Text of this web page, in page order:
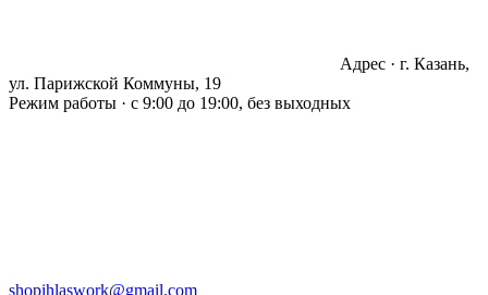
Адрес · г. Казань,
ул. Парижской Коммуны, 19
Режим работы · с 9:00 до 19:00, без выходных
shopihlaswork@gmail.com